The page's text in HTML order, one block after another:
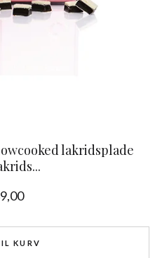
lakridsplade
KURV